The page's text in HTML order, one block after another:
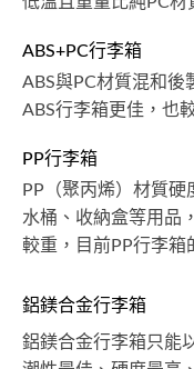
ABS+PC行李箱
ABS與PC材質混和後
ABS行李箱更佳，也
PP行李箱
PP（聚丙烯）材質
水桶、收納盒等用品
較重，目前PP行李箱
鋁鎂合金行李箱
鋁鎂合金行李箱只能